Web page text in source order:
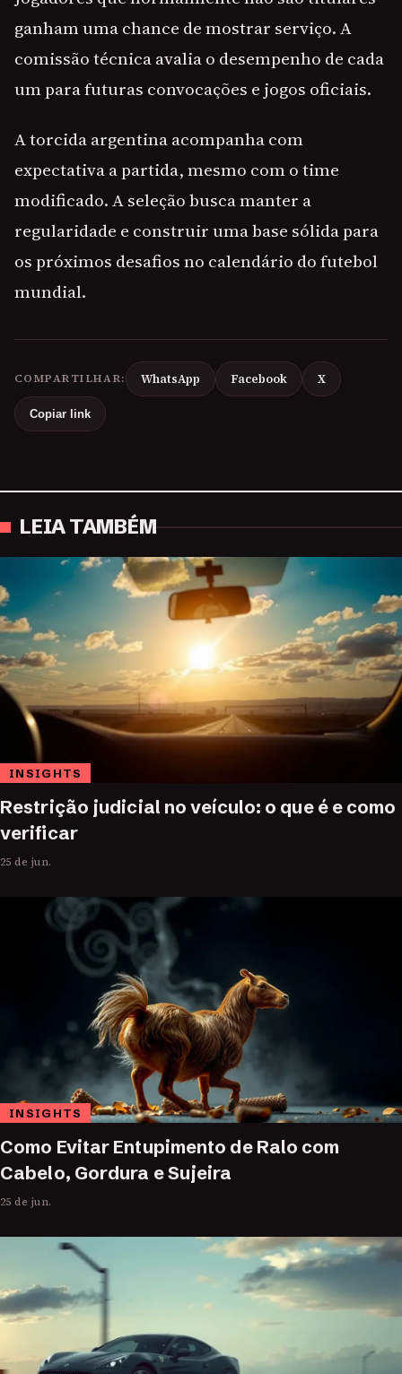
ganham uma chance de mostrar serviço. A
comissão técnica avalia o desempenho de cada
um para futuras convocações e jogos oficiais.
A torcida argentina acompanha com
expectativa a partida, mesmo com o time
modificado. A seleção busca manter a
regularidade e construir uma base sólida para
os próximos desafios no calendário do futebol
mundial.
COMPARTILHAR: WhatsApp Facebook X
Copiar link
LEIA TAMBÉM
INSIGHTS
Restrição judicial no veículo: o que é e como
verificar
25 de jun.
INSIGHTS
Como Evitar Entupimento de Ralo com
Cabelo, Gordura e Sujeira
25 de jun.